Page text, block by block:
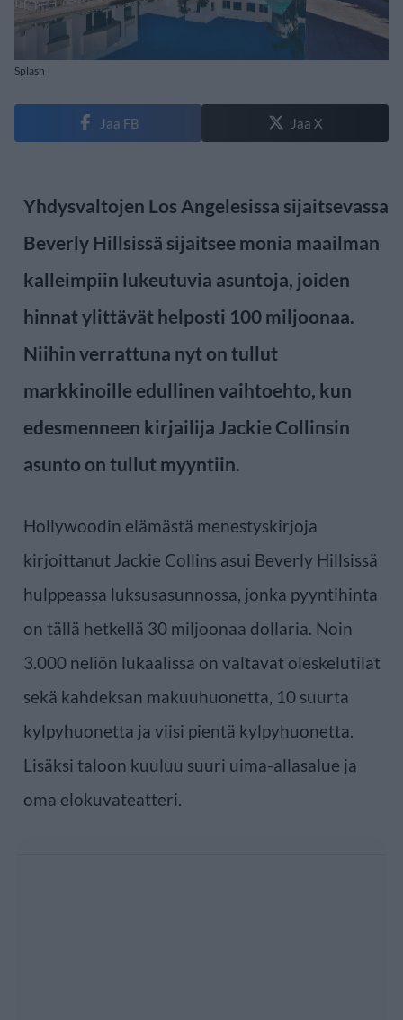
Splash
Jaa FB Jaa X
Yhdysvaltojen Los Angelesissa sijaitsevassa
Beverly Hillsissä sijaitsee monia maailman
kalleimpiin lukeutuvia asuntoja, joiden
hinnat ylittävät helposti 100 miljoonaa.
Niihin verrattuna nyt on tullut
markkinoille edullinen vaihtoehto, kun
edesmenneen kirjailija Jackie Collinsin
asunto on tullut myyntiin.
Hollywoodin elämästä menestyskirjoja
kirjoittanut Jackie Collins asui Beverly Hillsissä
hulppeassa luksusasunnossa, jonka pyyntihinta
on tällä hetkellä 30 miljoonaa dollaria. Noin
3.000 neliön lukaalissa on valtavat oleskelutilat
sekä kahdeksan makuuhuonetta, 10 suurta
kylpyhuonetta ja viisi pientä kylpyhuonetta.
Lisäksi taloon kuuluu suuri uima-allasalue ja
oma elokuvateatteri.